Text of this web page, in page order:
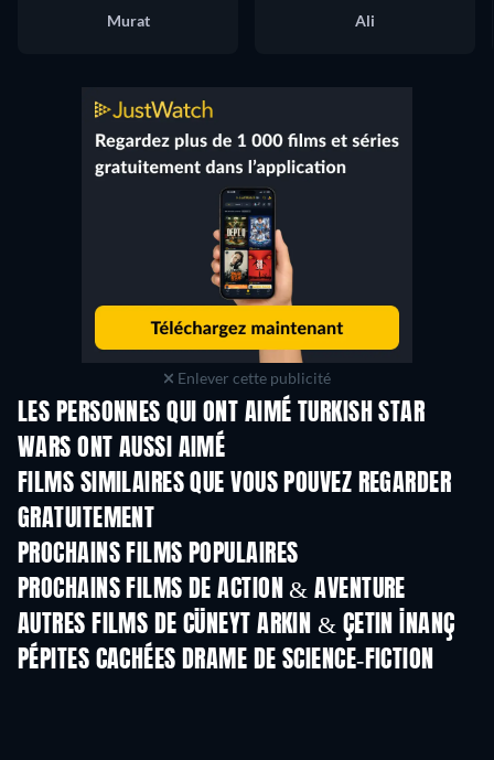
Murat
Ali
Enlever cette publicité
LES PERSONNES QUI ONT AIMÉ TURKISH STAR
WARS ONT AUSSI AIMÉ
FILMS SIMILAIRES QUE VOUS POUVEZ REGARDER
GRATUITEMENT
PROCHAINS FILMS POPULAIRES
PROCHAINS FILMS DE ACTION & AVENTURE
AUTRES FILMS DE CÜNEYT ARKIN & ÇETIN İNANÇ
PÉPITES CACHÉES DRAME DE SCIENCE-FICTION